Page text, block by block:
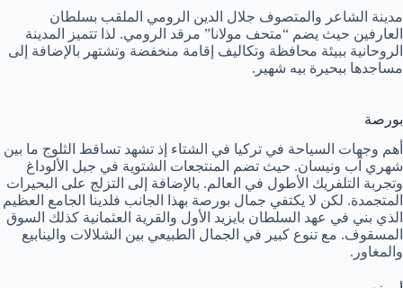
مدينة الشاعر والمتصوف جلال الدين الرومي الملقب بسلطان
العارفين حيث يضم “متحف مولانا” مرقد الرومي. لذا تتميز المدينة
الروحانية ببيئة محافظة وتكاليف إقامة منخفضة وتشتهر بالإضافة إلى
مساجدها ببحيرة بيه شهير.
بورصة
أهم وجهات السياحة في تركيا في الشتاء إذ تشهد تساقط الثلوج ما بين
شهري آب ونيسان. حيث تضم المنتجعات الشتوية في جبل الألوداغ
وتجربة التلفريك الأطول في العالم. بالإضافة إلى التزلج على البحيرات
المتجمدة. لكن لا يكتفي جمال بورصة بهذا الجانب فلدينا الجامع العظيم
الذي بني في عهد السلطان بايزيد الأول والقرية العثمانية كذلك السوق
المسقوف. مع تنوع كبير في الجمال الطبيعي بين الشلالات والينابيع
والمغاور.